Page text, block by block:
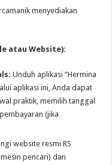
menyediakan
atau Website):
Unduh aplikasi “Hermina
aplikasi ini, Anda dapat
praktik, memilih tanggal
(jika
website resmi RS
pencari) dan